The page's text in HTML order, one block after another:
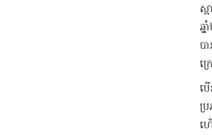
ស្
ឆ្
ប
ក្
ប
ប្
ហ